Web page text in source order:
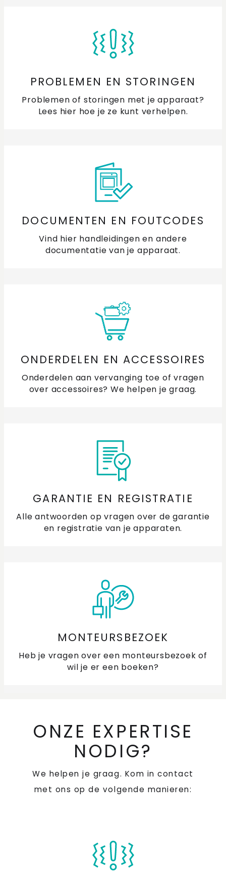
Kan ik de geluidssterkte van de oven aanpassen?
tijdens een pyrolyse reiniging?
Waar meet de kernthermometer de temperatuur?
Wat is de tijdsnotatie van mijn oven en magnetron?
Verschil in softclose bij je oven en combimagnetron
PROBLEMEN EN STORINGEN
Problemen of storingen met je apparaat?
Lees hier hoe je ze kunt verhelpen.
DOCUMENTEN EN FOUTCODES
Vind hier handleidingen en andere
documentatie van je apparaat.
ONDERDELEN EN ACCESSOIRES
Onderdelen aan vervanging toe of vragen
over accessoires? We helpen je graag.
GARANTIE EN REGISTRATIE
Alle antwoorden op vragen over de garantie
en registratie van je apparaten.
MONTEURSBEZOEK
Heb je vragen over een monteursbezoek of
wil je er een boeken?
ONZE EXPERTISE
NODIG?
We helpen je graag. Kom in contact
met ons op de volgende manieren: